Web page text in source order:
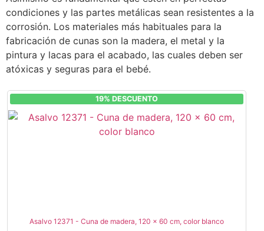
condiciones y las partes metálicas sean resistentes a la
corrosión. Los materiales más habituales para la
fabricación de cunas son la madera, el metal y la
pintura y lacas para el acabado, las cuales deben ser
atóxicas y seguras para el bebé.
19% DESCUENTO
Asalvo 12371 - Cuna de madera, 120 x 60 cm, color blanco